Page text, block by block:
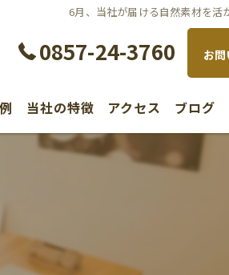
6月、当社が届ける自然素材を活
0857-24-3760 お
当社の特徴
リノベーション
アクセス ブログ